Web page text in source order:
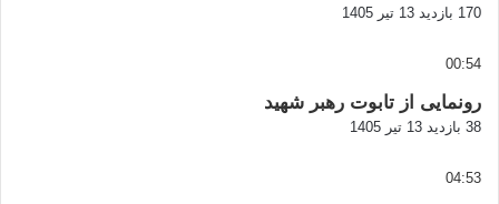
170 بازدید 13 تیر 1405
00:54
رونمایی از تابوت رهبر شهید
38 بازدید 13 تیر 1405
04:53